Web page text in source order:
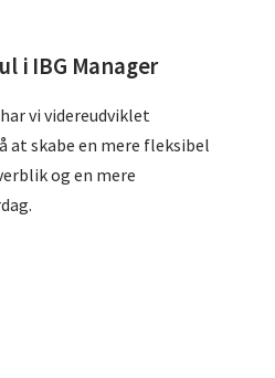
i IBG Manager
vi videreudviklet
at skabe en mere fleksibel
og en mere